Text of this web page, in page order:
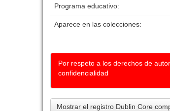
Programa educativo:
Aparece en las colecciones:
Por respeto a los derechos de
confidencialidad
Mostrar el registro Dublin Core